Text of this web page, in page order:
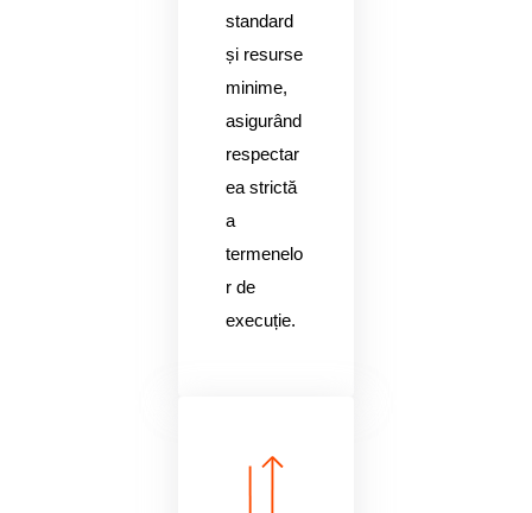
standard
și resurse
minime,
asigurând
respectar
ea strictă
a
termenelo
r de
execuție.